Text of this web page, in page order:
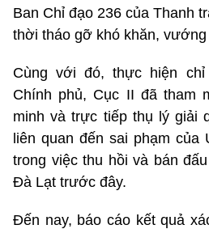
Ban Chỉ đạo 236 của Thanh
thời tháo gỡ khó khăn, vướng
Cùng với đó, thực hiện
Chính phủ, Cục II đã tham
minh và trực tiếp thụ lý giải
liên quan đến sai phạm của
trong việc thu hồi và bán
Đà Lạt trước đây.
Đến nay, báo cáo kết quả